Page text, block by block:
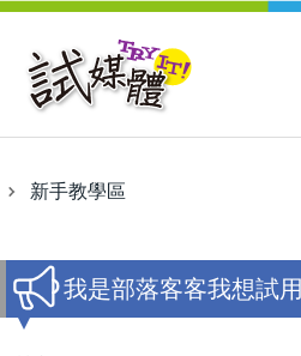
新手教學區
我是部落客客我想試用